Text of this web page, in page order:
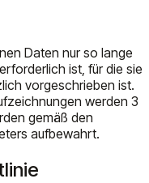
Daten nur so lange
ist, für die sie
vorgeschrieben ist.
werden 3
gemäß den
aufbewahrt.